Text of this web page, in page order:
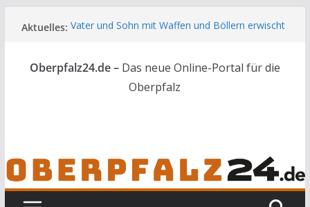
Inhalt
Aktuelles: Vater und Sohn mit Waffen und Böllern erwischt
Audi prallt gegen Brückengeländer in Weiden
Ortsumgehung Waldershof ist eröffnet
Deutsch-amerikanischer Schüleraustausch zu
Oberpfalz24.de – Das neue Online-Portal für die
Oberpfalz